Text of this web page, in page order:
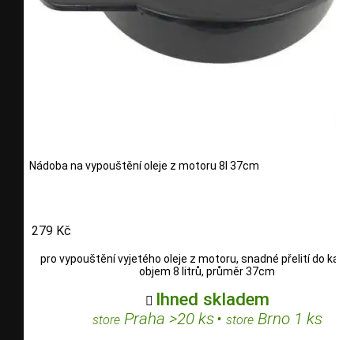
Nádoba na vypouštění oleje z motoru 8l 37cm
279 Kč
pro vypouštění vyjetého oleje z motoru, snadné přelití do
objem 8 litrů, průměr 37cm
 Ihned skladem
storePraha >20 ks• storeBrno 1 ks